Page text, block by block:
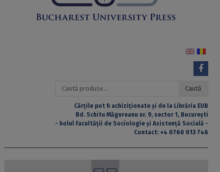
Caută
Caută
Cărțile pot fi achiziționate și de la Librăria EUB
Bd. Schitu Măgureanu nr. 9, sector 1, București
- holul Facultății de Sociologie și Asistență Socială -
Contact: +4 0760 013 746